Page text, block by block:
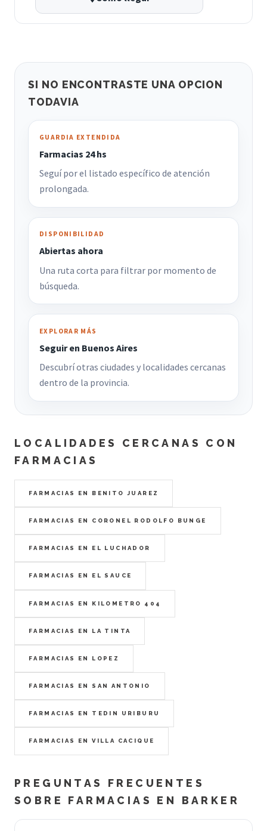
SI NO ENCONTRASTE UNA OPCION
TODAVIA
GUARDIA EXTENDIDA
Farmacias 24 hs
Seguí por el listado específico de atención
prolongada.
DISPONIBILIDAD
Abiertas ahora
Una ruta corta para filtrar por momento de
búsqueda.
EXPLORAR MÁS
Seguir en Buenos Aires
Descubrí otras ciudades y localidades cercanas
dentro de la provincia.
LOCALIDADES CERCANAS CON
FARMACIAS
FARMACIAS EN BENITO JUAREZ
FARMACIAS EN CORONEL RODOLFO BUNGE
FARMACIAS EN EL LUCHADOR
FARMACIAS EN EL SAUCE
FARMACIAS EN KILOMETRO 404
FARMACIAS EN LA TINTA
FARMACIAS EN LOPEZ
FARMACIAS EN SAN ANTONIO
FARMACIAS EN TEDIN URIBURU
FARMACIAS EN VILLA CACIQUE
PREGUNTAS FRECUENTES
SOBRE FARMACIAS EN BARKER